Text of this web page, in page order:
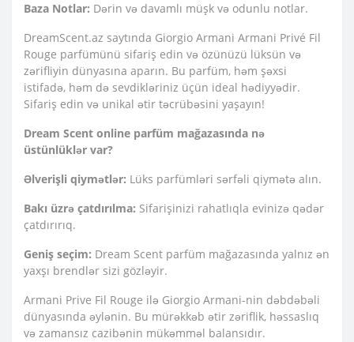
Baza Notlar: Dərin və davamlı müşk və odunlu notlar.
DreamScent.az saytında Giorgio Armani Armani Privé Fil
Rouge parfümünü sifariş edin və özünüzü lüksün və
zərifliyin dünyasına aparın. Bu parfüm, həm şəxsi
istifadə, həm də sevdikləriniz üçün ideal hədiyyədir.
Sifariş edin və unikal ətir təcrübəsini yaşayın!
Dream Scent online parfüm mağazasında nə
üstünlüklər var?
Əlverişli qiymətlər: Lüks parfümləri sərfəli qiymətə alın.
Bakı üzrə çatdırılma: Sifarişinizi rahatlıqla evinizə qədər
çatdırırıq.
Geniş seçim: Dream Scent parfüm mağazasında yalnız ən
yaxşı brendlər sizi gözləyir.
Armani Prive Fil Rouge ilə Giorgio Armani-nin dəbdəbəli
dünyasında əylənin. Bu mürəkkəb ətir zəriflik, həssaslıq
və zamansız cazibənin mükəmməl balansıdır.